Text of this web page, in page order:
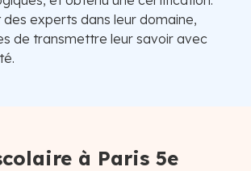
des experts dans leur domaine,
de transmettre leur savoir avec
à Paris 5e